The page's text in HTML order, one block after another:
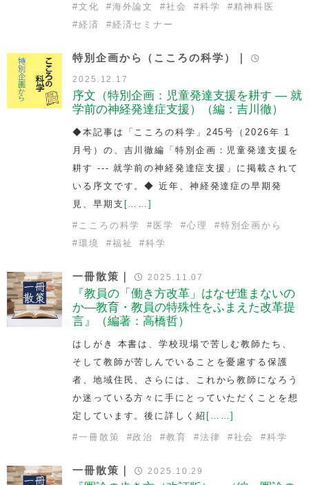
#文化 #海外論文 #社会 #科学 # 精神科医
#経済 #経済セミナー
特別企画から（こころの科学）｜
2025.12.17
序文（特別企画：児童発達支援を耕す — 就
学前の神経発達症支援）（編：吉川徹）
◆本記事は「こころの科学」245号（2026年 1
月号）の、吉川徹編「特別企画：児童発達支援を
耕す --- 就学前の神経発達症支援」に掲載されて
いる序文です。◆ 近年、神経発達症の早期発
見、早期支 [……]
# こころの科学 # 医学 #心理 #特別企画から
#環境 #福祉 #科学
一冊散策｜ 2025.11.07
『教員の「働き方改革」はなぜ進まないの
か—教育・教員の特殊性をふまえた改革提
言』（編著：高橋哲）
はしがき 本書は、学校現場で苦しむ教師たち、
そして教師が苦しんでいることを憂慮する保護
者、地域住民、さらには、これから教師になろう
か迷っている方々に手にとっていただくことを想
定しています。後に詳しく紹 [……]
# 一冊散策 #政治 #教育 #法律 #社会 #科学
一冊散策｜ 2025.10.29